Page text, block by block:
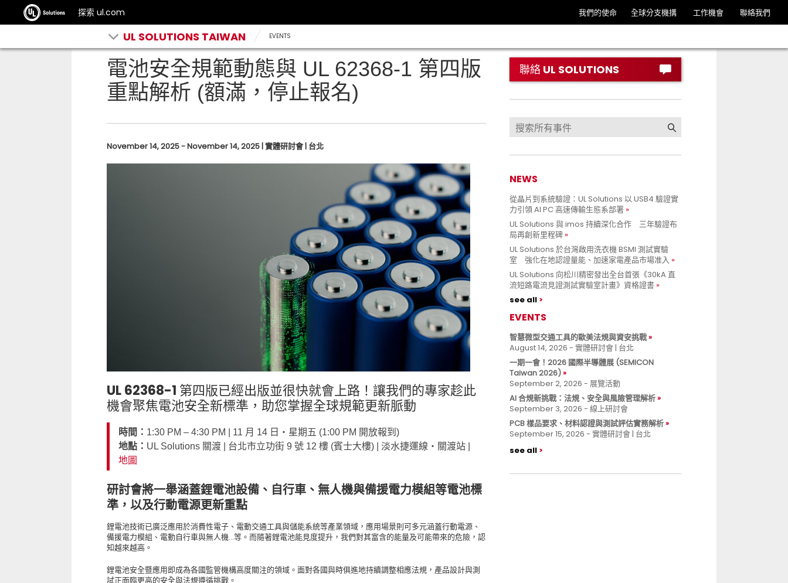
探索 ul.com 我們的使命 全球分支機搆 工作機會 聯絡我們
UL SOLUTIONS TAIWAN EVENTS
電池安全規範動態與 UL 62368-1 第四版
重點解析 (額滿，停止報名)
November 14, 2025 - November 14, 2025 | 實體研討會 | 台北
UL 62368-1 第四版已經出版並很快就會上路！讓我們的專家趁此
機會聚焦電池安全新標準，助您掌握全球規範更新脈動
時間： 1:30 PM – 4:30 PM | 11 月 14 日‧星期五 (1:00 PM 開放報到)
地點： UL Solutions 關渡 | 台北市立功街 9 號 12 樓 (賓士大樓) | 淡水捷運線‧關渡站 |
地圖
研討會將一舉涵蓋鋰電池設備、自行車、無人機與備援電力模組等電池標
準，以及行動電源更新重點
鋰電池技術已廣泛應用於消費性電子、電動交通工具與儲能系統等產業領域，應用場景則可多元涵蓋行動電源、
備援電力模組、電動自行車與無人機…等。而隨著鋰電池能見度提升，我們對其富含的能量及可能帶來的危險，認
知越來越高。
鋰電池安全暨應用即成為各國監管機構高度關注的領域。面對各國與時俱進地持續調整相應法規，產品設計與測
試正面臨更高的安全與法規遵循挑戰。
聯絡 UL SOLUTIONS
NEWS
從晶片到系統驗證：UL Solutions 以 USB4 驗證實
力引領 AI PC 高速傳輸生態系部署
UL Solutions 與 imos 持續深化合作 三年驗證布
局再創新里程碑
UL Solutions 於台灣啟用洗衣機 BSMI 測試實驗
室 強化在地認證量能、加速家電產品市場准入
UL Solutions 向松川精密發出全台首張《30kA 直
流短路電流見證測試實驗室計畫》資格證書
see all
EVENTS
智慧微型交通工具的歐美法規與資安挑戰
August 14, 2026 - 實體研討會 | 台北
一期一會！2026 國際半導體展 (SEMICON
Taiwan 2026)
September 2, 2026 - 展覽活動
AI 合規新挑戰：法規、安全與風險管理解析
September 3, 2026 - 線上研討會
PCB 樣品要求、材料認證與測試評估實務解析
September 15, 2026 - 實體研討會 | 台北
see all